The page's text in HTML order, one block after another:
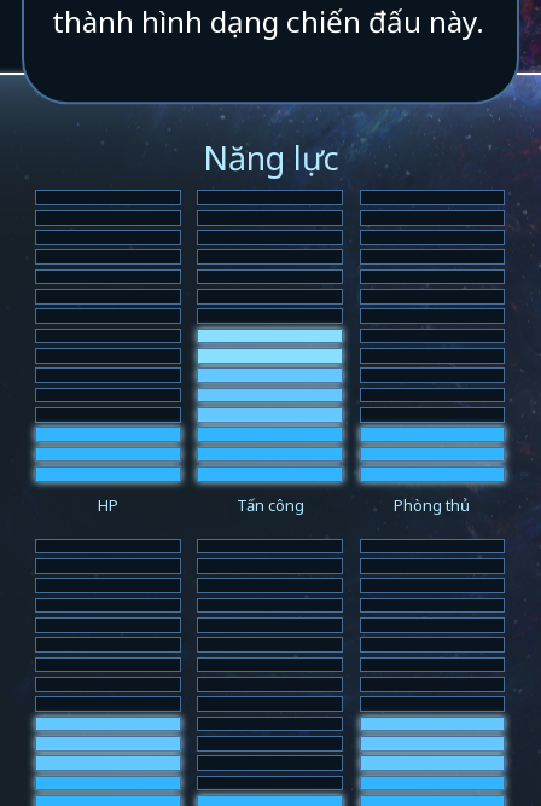
thành hình dạng chiến đấu này.
Năng lực
HP Tấn công Phòng thủ